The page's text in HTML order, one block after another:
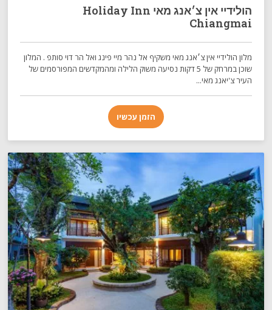
הולידיי אין צ׳אנג מאי Holiday Inn
Chiangmai
מלון הולידיי אין צ׳אנג מאי משקיף אל נהר מיי פינג ואל הר דוי סותפ . המלון
שוכן במרחק של 5 דקות נסיעה משוק הלילה ומהמקדשים המפורסמים של
העיר צ'יאנג מאי...
הזמן עכשיו